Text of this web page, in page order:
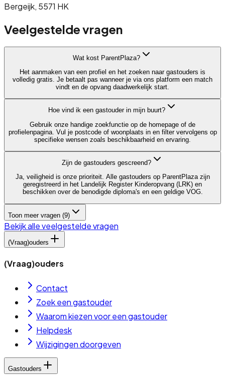
Bergeijk, 5571 HK
Veelgestelde vragen
Wat kost ParentPlaza?
Het aanmaken van een profiel en het zoeken naar gastouders is
volledig gratis. Je betaalt pas wanneer je via ons platform een match
vindt en de opvang daadwerkelijk start.
Hoe vind ik een gastouder in mijn buurt?
Gebruik onze handige zoekfunctie op de homepage of de
profielenpagina. Vul je postcode of woonplaats in en filter vervolgens op
specifieke wensen zoals beschikbaarheid en ervaring.
Zijn de gastouders gescreend?
Ja, veiligheid is onze prioriteit. Alle gastouders op ParentPlaza zijn
geregistreerd in het Landelijk Register Kinderopvang (LRK) en
beschikken over de benodigde diploma's en een geldige VOG.
Toon meer vragen (9)
Bekijk alle veelgestelde vragen
(Vraag)ouders
(Vraag)ouders
Contact
Zoek een gastouder
Waarom kiezen voor een gastouder
Helpdesk
Wijzigingen doorgeven
Gastouders